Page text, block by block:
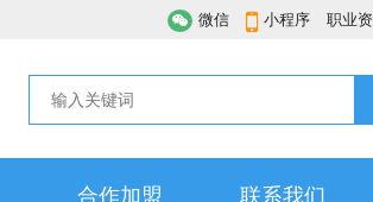
微信 小程序 职业
合作加盟 联系我们